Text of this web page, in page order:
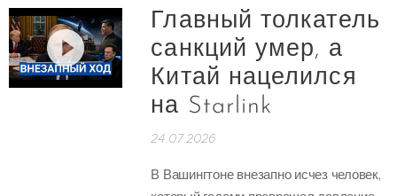
Главный толкатель
санкций умер, а
Китай нацелился
на Starlink
24.07.2026
В Вашингтоне внезапно исчез человек,